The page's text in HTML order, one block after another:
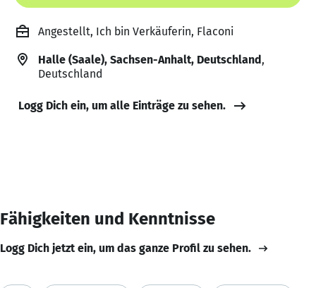
Angestellt, Ich bin Verkäuferin, Flaconi
Halle (Saale), Sachsen-Anhalt, Deutschland,
Deutschland
Logg Dich ein, um alle Einträge zu sehen.
Fähigkeiten und Kenntnisse
Logg Dich jetzt ein, um das ganze Profil zu sehen.